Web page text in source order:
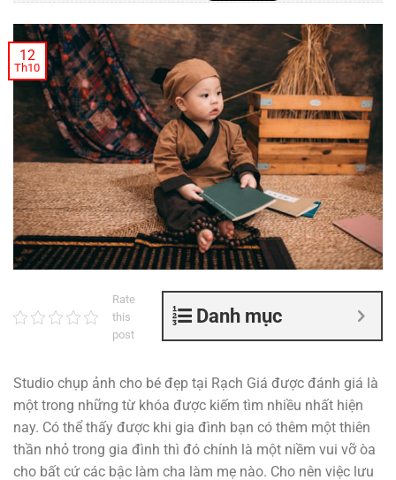
12
Th10
Danh mục
Rate
this
post
Studio chụp ảnh cho bé đẹp tại Rạch Giá được đánh giá là
một trong những từ khóa được kiếm tìm nhiều nhất hiện
nay. Có thể thấy được khi gia đình bạn có thêm một thiên
thần nhỏ trong gia đình thì đó chính là một niềm vui vỡ òa
cho bất cứ các bậc làm cha làm mẹ nào. Cho nên việc lưu